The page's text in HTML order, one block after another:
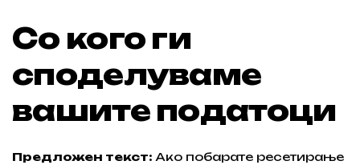
Со кого ги
споделуваме
вашите податоци
Предложен текст: Ако побарате ресетирање